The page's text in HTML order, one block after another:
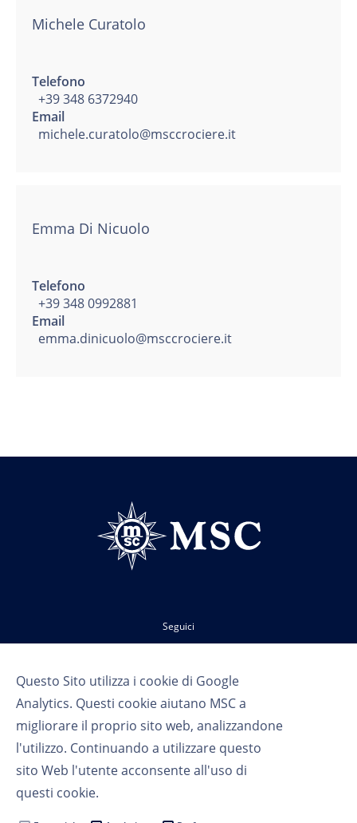
Questo Sito utilizza i cookie di Google
Analytics. Questi cookie aiutano MSC a
migliorare il proprio sito web, analizzandone
l'utilizzo. Continuando a utilizzare questo
sito Web l'utente acconsente all'uso di
questi cookie.
Michele Curatolo
Telefono
+39 348 6372940
Email
michele.curatolo@msccrociere.it
Emma Di Nicuolo
Telefono
+39 348 0992881
Email
emma.dinicuolo@msccrociere.it
Seguici
Cookie Settings